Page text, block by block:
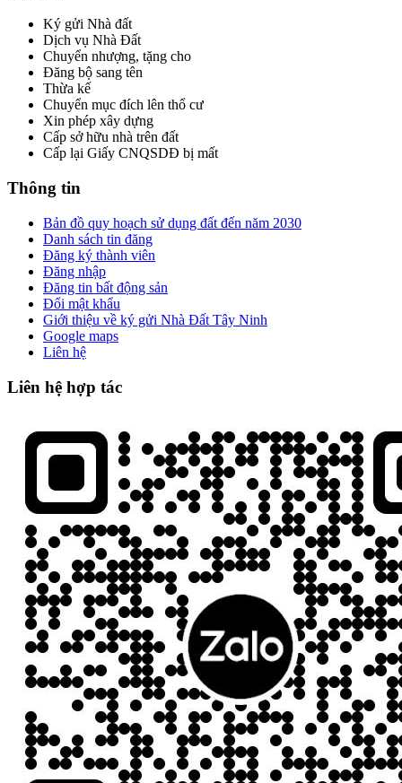
Ký gửi Nhà đất
Dịch vụ Nhà Đất
Chuyển nhượng, tặng cho
Đăng bộ sang tên
Thừa kế
Chuyển mục đích lên thổ cư
Xin phép xây dựng
Cấp sở hữu nhà trên đất
Cấp lại Giấy CNQSDĐ bị mất
Thông tin
Bản đồ quy hoạch sử dụng đất đến năm 2030
Danh sách tin đăng
Đăng ký thành viên
Đăng nhập
Đăng tin bất động sản
Đổi mật khẩu
Giới thiệu về ký gửi Nhà Đất Tây Ninh
Google maps
Liên hệ
Liên hệ hợp tác